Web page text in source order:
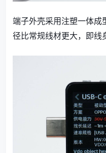
端子外壳采用注塑一体成
径比常规线材更大，即线